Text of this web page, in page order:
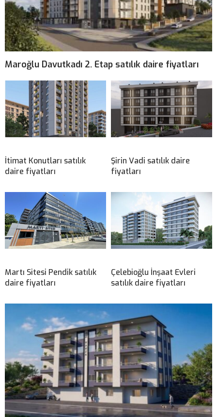
Maroğlu Davutkadı 2. Etap satılık daire fiyatları
İtimat Konutları satılık
daire fiyatları
Şirin Vadi satılık daire
fiyatları
Martı Sitesi Pendik satılık
daire fiyatları
Çelebioğlu İnşaat Evleri
satılık daire fiyatları